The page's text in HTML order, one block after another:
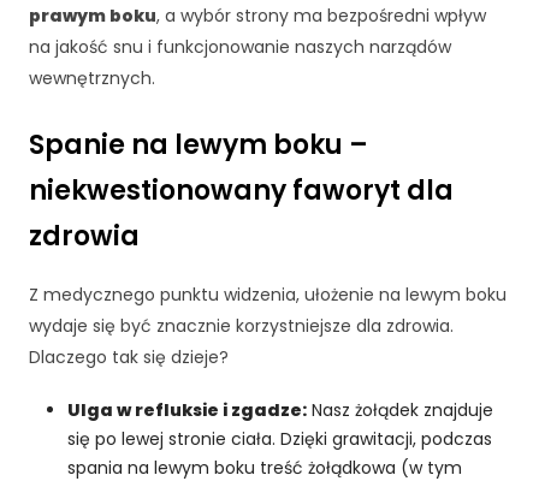
prawym boku, a wybór strony ma bezpośredni wpływ
na jakość snu i funkcjonowanie naszych narządów
wewnętrznych.
Spanie na lewym boku –
niekwestionowany faworyt dla
zdrowia
Z medycznego punktu widzenia, ułożenie na lewym boku
wydaje się być znacznie korzystniejsze dla zdrowia.
Dlaczego tak się dzieje?
Ulga w refluksie i zgadze: Nasz żołądek znajduje
się po lewej stronie ciała. Dzięki grawitacji, podczas
spania na lewym boku treść żołądkowa (w tym
r
a
ć
n
cj
n
n
ś
ć
st